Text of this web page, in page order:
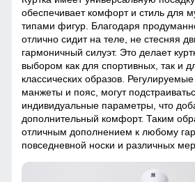
обеспечивает комфорт и стиль для
типами фигур. Благодаря
отлично сидит на теле, не стесняя
гармоничный силуэт. Это делает
выбором как для спортивных, так и
классических образов.
манжеты и пояс, могут
индивидуальные параметры, что
дополнительный комфорт. Таким
отличным дополнением к любому
повседневной носки и различных